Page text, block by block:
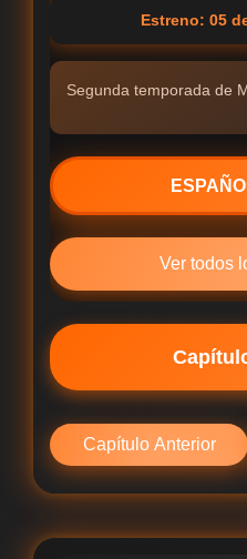
Estreno: 05
Segunda temporada de
Ver todos
Capítulo Anterior